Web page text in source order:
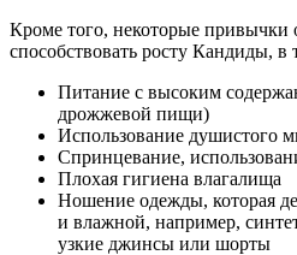
Кроме того, некоторые привычки
способствовать росту Кандиды, в
Питание с высоким
дрожжевой пищи)
Использование душистого
Спринцевание,
Плохая гигиена влагалища
Ношение одежды, которая
и влажной, например,
узкие джинсы или шорты